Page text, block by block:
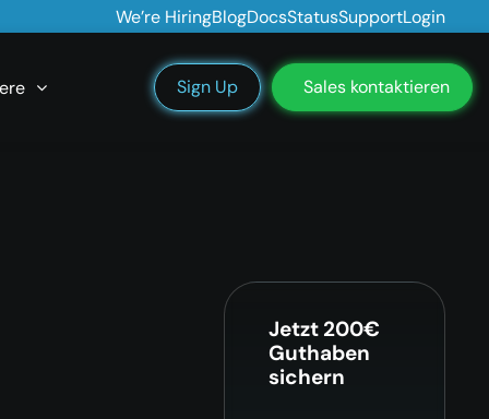
We’re HiringBlogDocsStatusSupportLogin
Sign Up Sales kontaktieren
Jetzt 200€
Guthaben
sichern